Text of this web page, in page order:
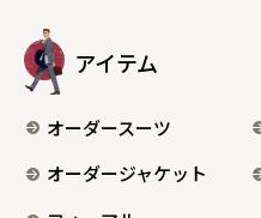
アイテム
オーダースーツ
オーダージャケット